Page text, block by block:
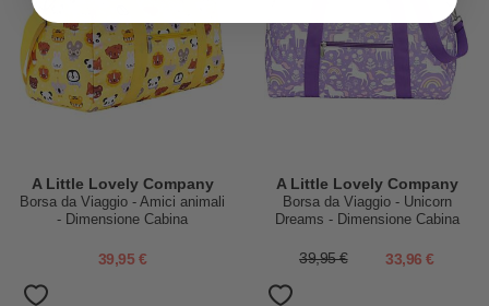
A Little Lovely Company
Borsa da Viaggio - Amici animali
- Dimensione Cabina
39,95 €
A Little Lovely Company
Borsa da Viaggio - Unicorn
Dreams - Dimensione Cabina
39,95 € 33,96 €